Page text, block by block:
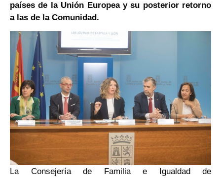
países de la Unión Europea y su posterior retorno
a las de la Comunidad.
La Consejería de Familia e Igualdad de